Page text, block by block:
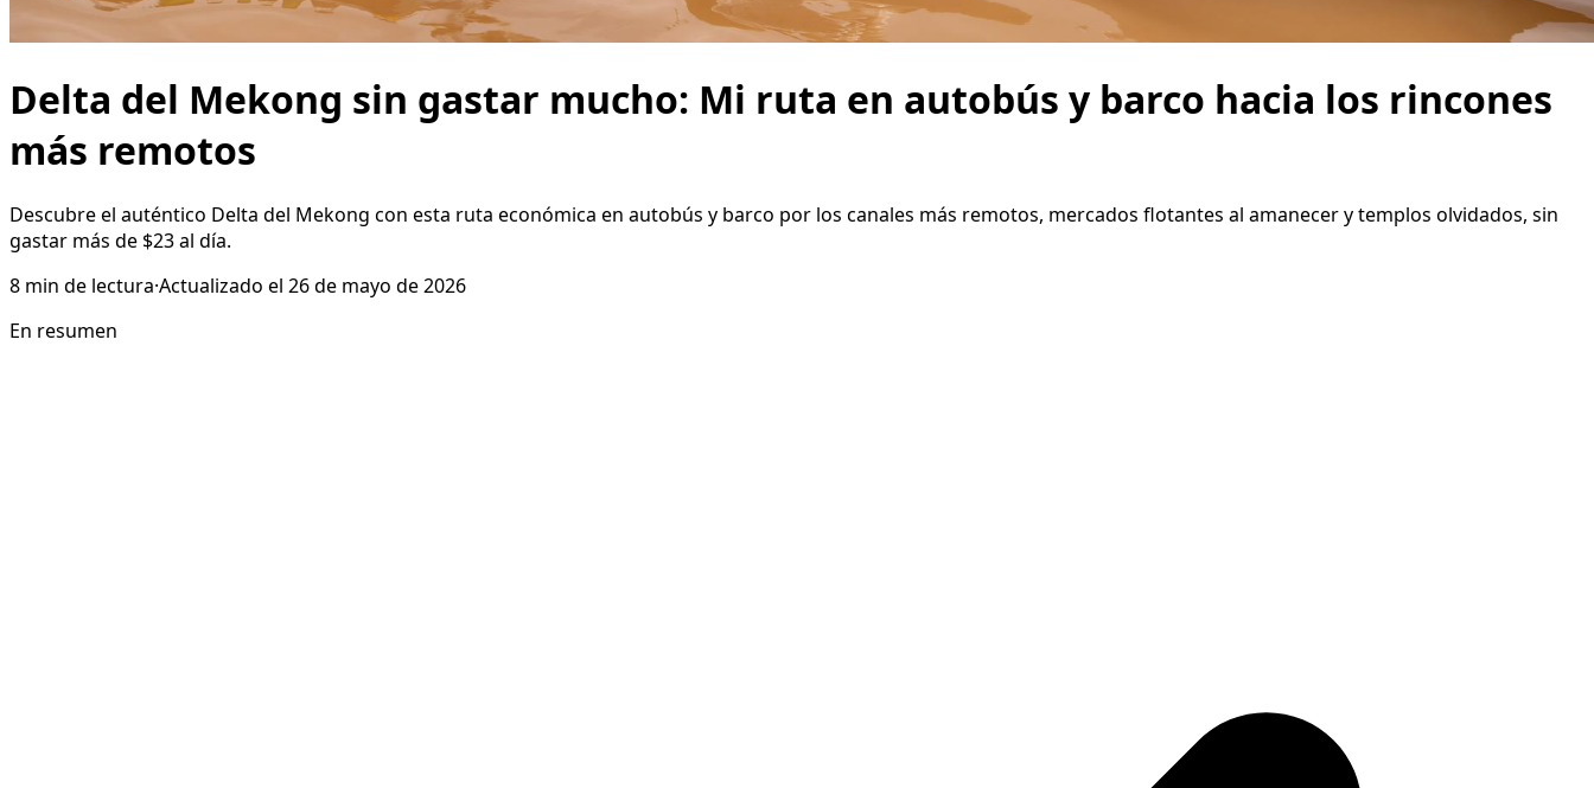
Delta del Mekong sin gastar mucho: Mi ruta en autobús y barco hacia los rincones
más remotos
Descubre el auténtico Delta del Mekong con esta ruta económica en autobús y barco por los canales más remotos, mercados flotantes al amanecer y templos olvidados, sin
gastar más de $23 al día.
8 min de lectura·Actualizado el 26 de mayo de 2026
En resumen